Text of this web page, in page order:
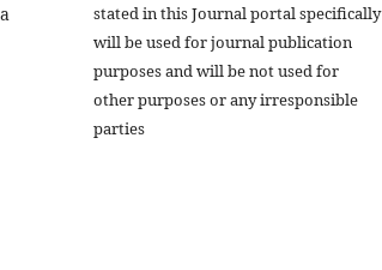
stated in this Journal portal specifically
will be used for journal publication
purposes and will be not used for
other purposes or any irresponsible
parties